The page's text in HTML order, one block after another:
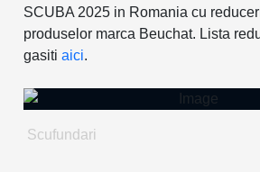
SCUBA 2025 in Romania cu
produselor marca Beuchat. Lista
gasiti aici.
Scufundari